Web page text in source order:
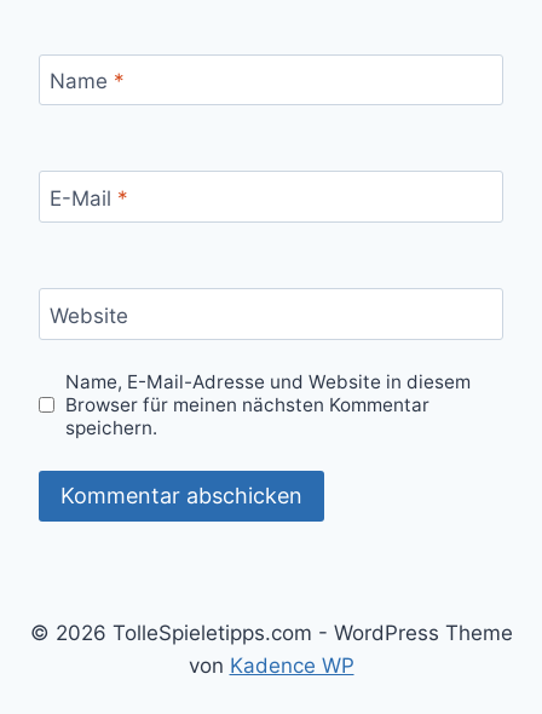
Name *
E-Mail *
Website
Name, E-Mail-Adresse und Website in diesem
Browser für meinen nächsten Kommentar
speichern.
© 2026 TolleSpieletipps.com - WordPress Theme
von Kadence WP